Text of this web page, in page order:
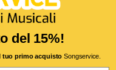
del 15%!
tuo primo acquistoSongservice.